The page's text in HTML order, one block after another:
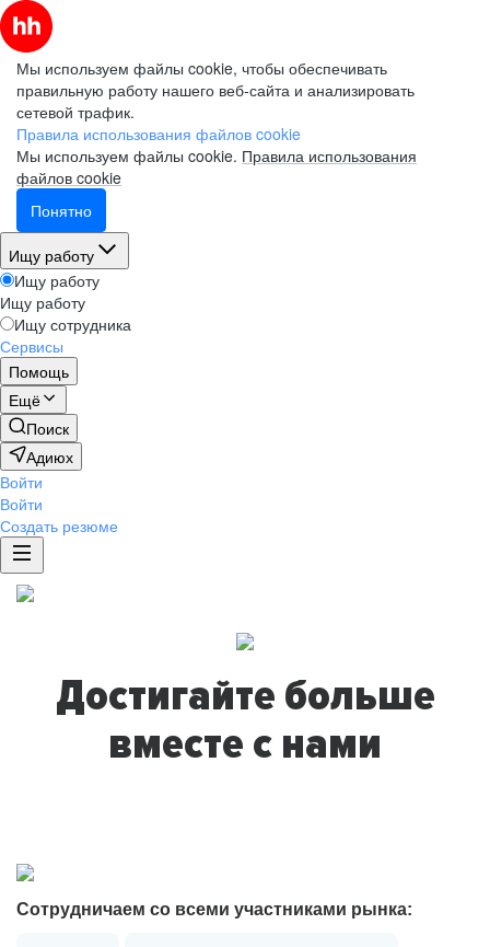
Мы используем файлы cookie, чтобы обеспечивать
правильную работу нашего веб-сайта и анализировать
сетевой трафик.
Правила использования файлов cookie
Мы используем файлы cookie. Правила использования
файлов cookie
Понятно
Ищу работу
Ищу работу
Ищу работу
Ищу сотрудника
Сервисы
Помощь
Ещё
Поиск
Адиюх
Войти
Войти
Создать резюме
Достигайте больше
вместе с нами
Сотрудничаем со всеми участниками рынка: